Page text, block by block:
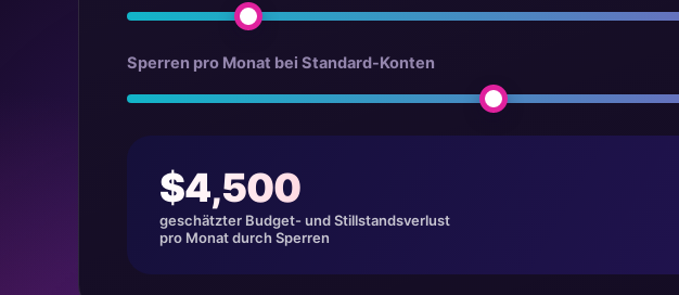
Sperren pro Monat bei Standard-Konten
$4,500
geschätzter Budget- und Stillstandsverlust
pro Monat durch Sperren